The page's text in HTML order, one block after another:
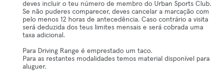
deves incluir o teu número de membro do Urban Sports Club.
Se não puderes comparecer, deves cancelar a marcação com
pelo menos 12 horas de antecedência. Caso contrário a visita
será deduzida dos teus limites mensais e será cobrada uma
taxa adicional.
Para Driving Range é emprestado um taco.
Para as restantes modalidades temos material disponível para
aluguer.